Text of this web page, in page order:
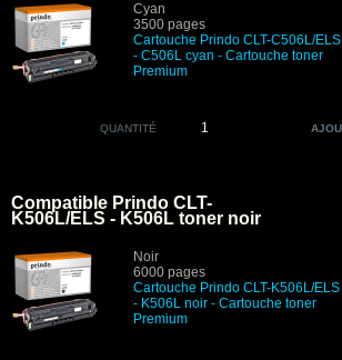
Cyan
3500 pages
Cartouche Prindo CLT-C506L/ELS
- C506L cyan - Cartouche toner
Premium
QUANTITÉ
Compatible Prindo CLT-
K506L/ELS - K506L toner noir
Noir
6000 pages
Cartouche Prindo CLT-K506L/ELS
- K506L noir - Cartouche toner
Premium